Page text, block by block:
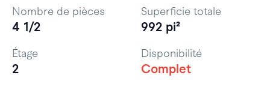
Nombre de pièces
4 1/2
Superficie totale
992 pi²
Étage
2
Disponibilité
Complet